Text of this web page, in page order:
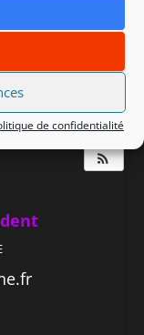
de confidentialité